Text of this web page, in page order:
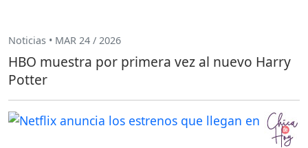
Noticias • MAR 24 / 2026
HBO muestra por primera vez al nuevo Harry
Potter